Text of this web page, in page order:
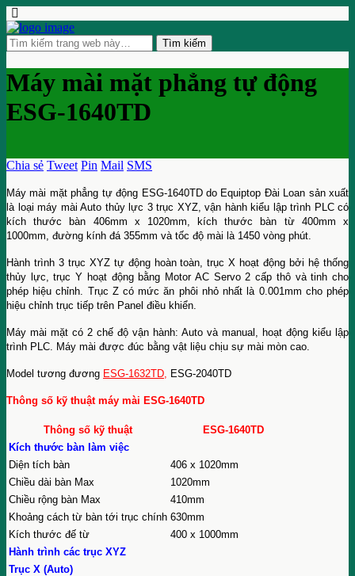
Máy mài mặt phẳng tự động
ESG-1640TD
Chia sẻ Tweet Pin Mail SMS
Máy mài mặt phẳng tự động ESG-1640TD do Equiptop Đài Loan sản xuất
là loại máy mài Auto thủy lực 3 trục XYZ, vận hành kiểu lập trình PLC có
kích thước bàn 406mm x 1020mm, kích thước bàn từ 400mm x
1000mm, đường kính đá 355mm và tốc độ mài là 1450 vòng phút.
Hành trình 3 trục XYZ tự động hoàn toàn, trục X hoạt động bởi hệ thống
thủy lực, trục Y hoạt động bằng Motor AC Servo 2 cấp thô và tinh cho
phép hiệu chỉnh. Trục Z có mức ăn phôi nhỏ nhất là 0.001mm cho phép
hiệu chỉnh trục tiếp trên Panel điều khiển.
Máy mài mặt có 2 chế độ vận hành: Auto và manual, hoạt động kiểu lập
trình PLC. Máy mài được đúc bằng vật liệu chịu sự mài mòn cao.
Model tương đương ESG-1632TD ESG-2040TD
Thông số kỹ thuật máy mài ESG-1640TD
Thông số kỹ thuật
ESG-1640TD
Kích thước bàn làm việc
Diện tích bàn
406 x 1020mm
Chiều dài bàn Max
1020mm
Chiều rộng bàn Max
410mm
Khoảng cách từ bàn tới trục chính 630mm
Kích thước đế từ
400 x 1000mm
Hành trình các trục XYZ
Trục X (Auto)